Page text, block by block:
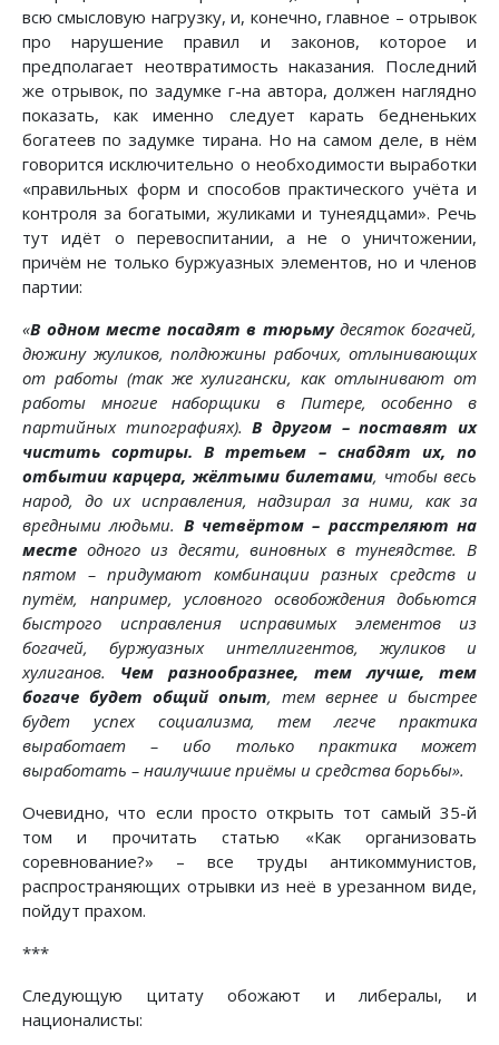
всю смысловую нагрузку, и, конечно, главное – отрывок
про нарушение правил и законов, которое и
предполагает неотвратимость наказания. Последний
же отрывок, по задумке г-на автора, должен наглядно
показать, как именно следует карать бедненьких
богатеев по задумке тирана. Но на самом деле, в нём
говорится исключительно о необходимости выработки
«правильных форм и способов практического учёта и
контроля за богатыми, жуликами и тунеядцами». Речь
тут идёт о перевоспитании, а не о уничтожении,
причём не только буржуазных элементов, но и членов
партии:
«В одном месте посадят в тюрьмудесяток богачей,
дюжину жуликов, полдюжины рабочих, отлынивающих
от работы (так же хулигански, как отлынивают от
работы многие наборщики в Питере, особенно в
партийных типографиях).В другом – поставят их
чистить сортиры. В третьем – снабдят их, по
отбытии карцера, жёлтыми билетами, чтобы весь
народ, до их исправления, надзирал за ними, как за
вредными людьми. В четвёртом – расстреляют на
месте одного из десяти, виновных в тунеядстве. В
пятом – придумают комбинации разных средств и
путём, например, условного освобождения добьются
быстрого исправления исправимых элементов из
богачей, буржуазных интеллигентов, жуликов и
хулиганов. Чем разнообразнее, тем лучше, тем
богаче будет общий опыт, тем вернее и быстрее
будет успех социализма, тем легче практика
выработает – ибо только практика может
выработать – наилучшие приёмы и средства борьбы».
Очевидно, что если просто открыть тот самый 35-й
том и прочитать статью «Как организовать
соревнование?» – все труды антикоммунистов,
распространяющих отрывки из неё в урезанном виде,
пойдут прахом.
***
Следующую цитату обожают и либералы, и
националисты: